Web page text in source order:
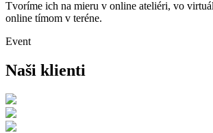
Tvoríme ich na mieru v online ateliéri, vo
online tímom v teréne.
Event
Naši klienti